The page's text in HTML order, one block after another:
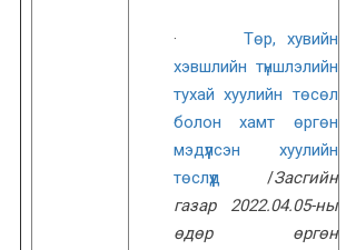
· Төр, хувийн
хэвшлийн түншлэлийн
тухай хуулийн төсөл
болон хамт өргөн
мэдүүлсэн хуулийн
төслүүд /Засгийн
газар 2022.04.05-ны
өдөр өргөн